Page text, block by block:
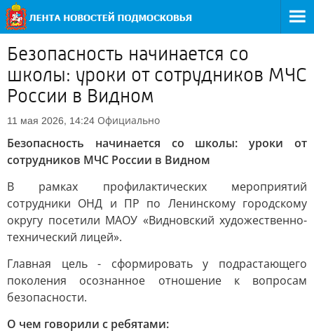
Безопасность начинается со
школы: уроки от сотрудников МЧС
России в Видном
11 мая 2026, 14:24 Официально
Безопасность начинается со школы: уроки от
сотрудников МЧС России в Видном
В рамках профилактических мероприятий
сотрудники ОНД и ПР по Ленинскому городскому
округу посетили МАОУ «Видновский художественно-
технический лицей».
Главная цель - сформировать у подрастающего
поколения осознанное отношение к вопросам
безопасности.
О чем говорили с ребятами: